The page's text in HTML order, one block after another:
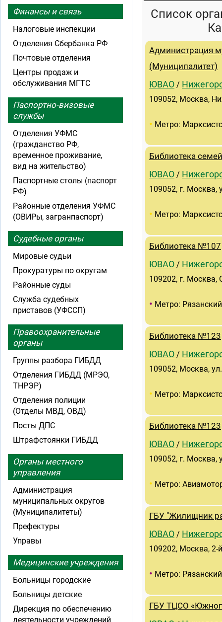
Список
Администрация
(Муниципалитет)
ЮВАО /
109052, Москва,
• Метро:
Библиотека
ЮВАО /
109052, г. Москва,
• Метро:
Библиотека №107
ЮВАО /
109202, г. Москва,
• Метро:
Библиотека №123
ЮВАО /
109052, Москва,
• Метро:
Библиотека №123
ЮВАО /
109052, г. Москва,
• Метро:
ГБУ "Жилищник
ЮВАО /
109202, Москва, 2-
• Метро:
ГБУ ТЦСО
Финансы и связь
Налоговые инспекции
Отделения Сбербанка РФ
Почтовые отделения
Центры продаж и
обслуживания МГТС
Паспортно-визовые
службы
Отделения УФМС
(гражданство РФ,
временное проживание,
вид на жительство)
Паспортные столы (паспорт
РФ)
Районные отделения УФМС
(ОВИРы, загранпаспорт)
Судебные органы
Мировые судьи
Прокуратуры по округам
Районные суды
Служба судебных
приставов (УФССП)
Правоохранительные
органы
Группы разбора ГИБДД
Отделения ГИБДД (МРЭО,
ТНРЭР)
Отделения полиции
(Отделы МВД, ОВД)
Посты ДПС
Штрафстоянки ГИБДД
Органы местного
управления
Администрация
муниципальных округов
(Муниципалитеты)
Префектуры
Управы
Медицинские учреждения
Больницы городские
Больницы детские
Дирекция по обеспечению
деятельности учреждений